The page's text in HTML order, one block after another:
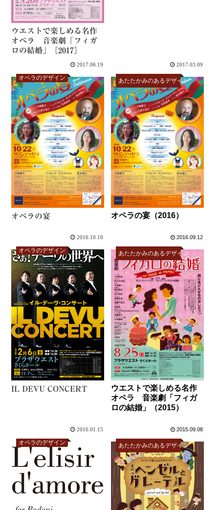
ウエストで楽しめる名作
オペラ 音楽劇「フィガ
ロの結婚」［2017］
2017.06.19 2017.03.09
オペラのデザイン
オペラの宴
2016.10.10
あたたかみのあるデザイン
オペラの宴（2016）
2016.09.12
オペラのデザイン
IL DEVU CONCERT
2016.01.15
あたたかみのあるデザイン
ウエストで楽しめる名作
オペラ 音楽劇「フィガ
ロの結婚」（2015）
2015.09.08
オペラのデザイン あたたかみのあるデザイン